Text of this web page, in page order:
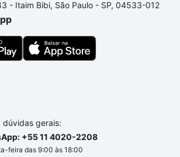
e conte com a gente para comprar
sonhos com segurança e
você até as chaves.
- Itaim Bibi, São Paulo - SP, 04533-012
gerais:
+55 11 4020-2208
feira das 9:00 às 18:00